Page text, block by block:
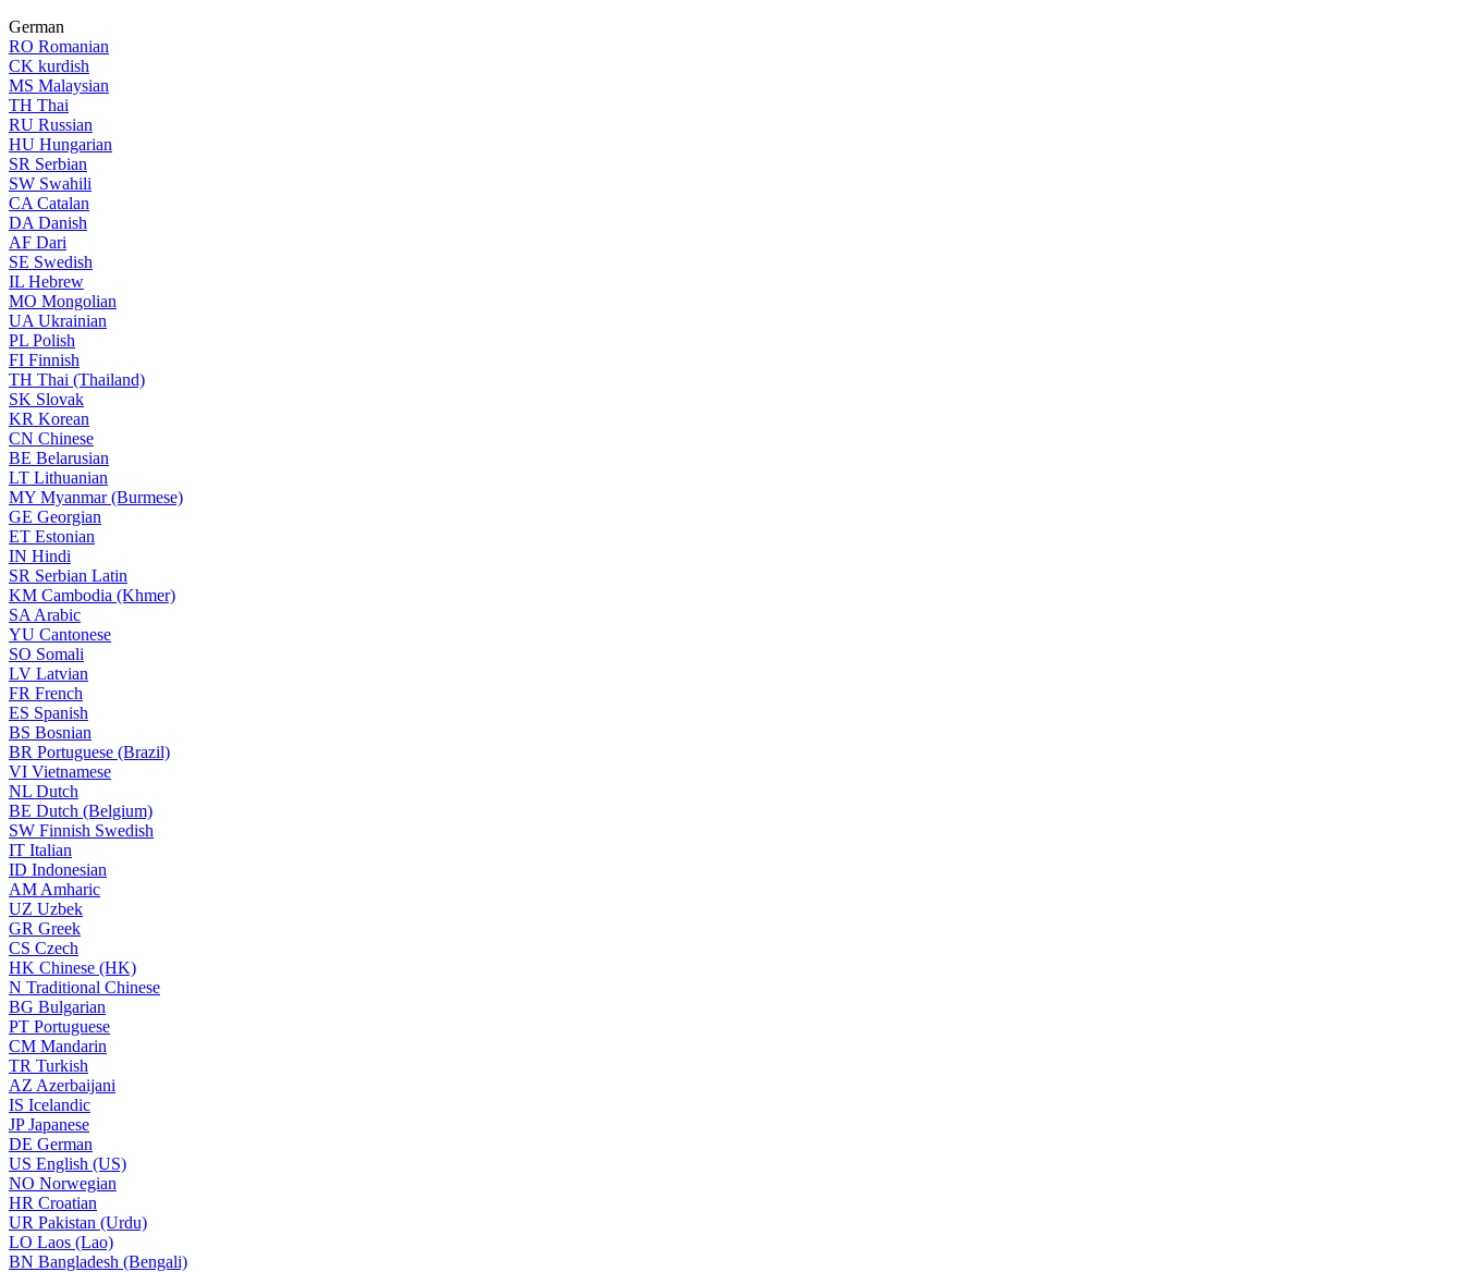
German
RO Romanian
CK kurdish
MS Malaysian
TH Thai
RU Russian
HU Hungarian
SR Serbian
SW Swahili
CA Catalan
DA Danish
AF Dari
SE Swedish
IL Hebrew
MO Mongolian
UA Ukrainian
PL Polish
FI Finnish
TH Thai (Thailand)
SK Slovak
KR Korean
CN Chinese
BE Belarusian
LT Lithuanian
MY Myanmar (Burmese)
GE Georgian
ET Estonian
IN Hindi
SR Serbian Latin
KM Cambodia (Khmer)
SA Arabic
YU Cantonese
SO Somali
LV Latvian
FR French
ES Spanish
BS Bosnian
BR Portuguese (Brazil)
VI Vietnamese
NL Dutch
BE Dutch (Belgium)
SW Finnish Swedish
IT Italian
ID Indonesian
AM Amharic
UZ Uzbek
GR Greek
CS Czech
HK Chinese (HK)
N Traditional Chinese
BG Bulgarian
PT Portuguese
CM Mandarin
TR Turkish
AZ Azerbaijani
IS Icelandic
JPJapanese
DE German
US English (US)
NO Norwegian
HR Croatian
UR Pakistan (Urdu)
LO Laos (Lao)
BN Bangladesh (Bengali)